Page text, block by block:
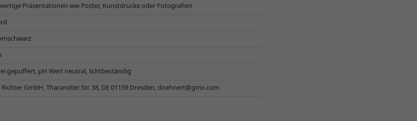
Präsentationen wie Poster, Kunstdrucke oder Fotografien
gepuffert, pH Wert neutral, lichtbeständig
GmbH, Tharandter Str. 38, DE 01159 Dresden, doehnert@gmx.com